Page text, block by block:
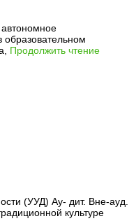
Продолжить чтение
(УУД) Ау- дит. Вне-ауд.
культуре